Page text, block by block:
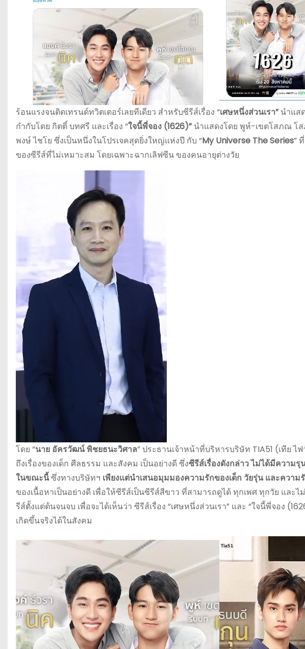
ร้อนแรงจนติดเทรนด์ทวิตเตอร์เลยทีเดียว สำหรับซีรีส์เรื่อง “เศษหนึ่งส่วนเรา”นำแส
กำกับโดย กิตติ์ บทศรี และเรื่อง “ใจนี้พี่จอง (1626)”นำแสดงโดย พูห์-เขตโสภณ โ
พงษ์ ไชโย ซึ่งเป็นหนึ่งในโปรเจคสุดยิ่งใหญ่แห่งปี กับ “My Universe The Series”
ของซีรีส์ที่ไม่เหมาะสม โดยเฉพาะฉากเลิฟซีน ของคนอายุต่างวัย
โดย “นาย อัครวัฒน์ พิชยธนะวิศาล” ประธานเจ้าหน้าที่บริหารบริษัท TIA51 (เทีย
ถึงเรื่องของเด็ก ศีลธรรม และสังคม เป็นอย่างดี ซึ่งซีรีส์เรื่องดังกล่าว ไม่ได้มีความ
ในขณะนี้ซึ่งทางบริษัทฯ เพียงแต่นำเสนอมุมมองความรักของเด็ก วัยรุ่น และความ
ของเนื้อหาเป็นอย่างดี เพื่อให้ซีรีส์เป็นซีรีส์สีขาว ที่สามารถดูได้ ทุกเพศ ทุกวัย และ
รีส์ตั้งแต่ต้นจนจบ เพื่อจะได้เห็นว่า ซีรีส์เรื่อง “เศษหนึ่งส่วนเรา” และ “ใจนี้พี่จอง
เกิดขึ้นจริงได้ในสังคม